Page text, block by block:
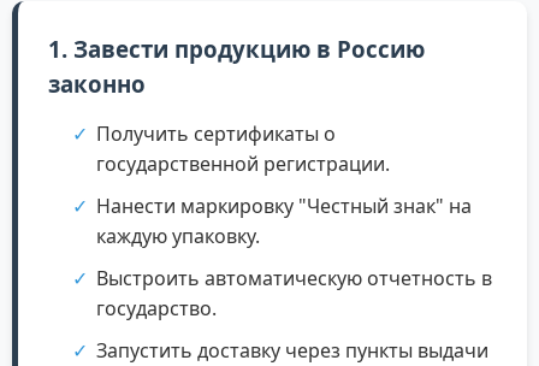
1. Завести продукцию в Россию
законно
Получить сертификаты о
государственной регистрации.
Нанести маркировку "Честный знак" на
каждую упаковку.
Выстроить автоматическую отчетность в
государство.
Запустить доставку через пункты выдачи